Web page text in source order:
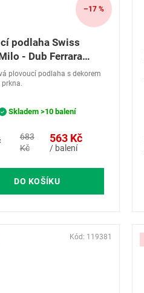
–17 %
podlaha Swiss
- Dub Ferrara
683
Kč
563 Kč
/ balení
DO KOŠÍKU
plovoucí podlaha s dekorem
Skladem >10 balení
Kód: 119381